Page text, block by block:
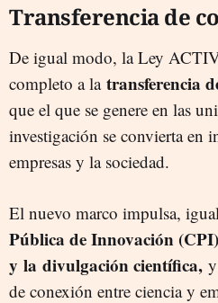
Transferencia de
De igual modo, la Ley
completo a la transferencia
que el que se genere en las
investigación se convierta en
empresas y la sociedad.
El nuevo marco impulsa,
Pública de Innovación (CPI)
y la divulgación científica,
de conexión entre ciencia y